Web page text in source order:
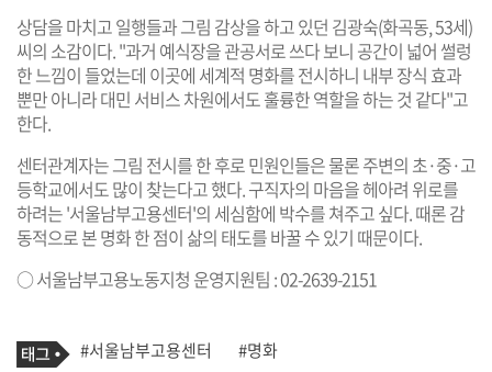
상담을 마치고 일행들과 그림 감상을 하고 있던 김광숙(화곡동, 53세)
씨의 소감이다. "과거 예식장을 관공서로 쓰다 보니 공간이 넓어 썰렁
한 느낌이 들었는데 이곳에 세계적 명화를 전시하니 내부 장식 효과
뿐만 아니라 대민 서비스 차원에서도 훌륭한 역할을 하는 것 같다"고
한다.
센터관계자는 그림 전시를 한 후로 민원인들은 물론 주변의 초·중·고
등학교에서도 많이 찾는다고 했다. 구직자의 마음을 헤아려 위로를
하려는 '서울남부고용센터'의 세심함에 박수를 쳐주고 싶다. 때론 감
동적으로 본 명화 한 점이 삶의 태도를 바꿀 수 있기 때문이다.
○ 서울남부고용노동지청 운영지원팀 : 02-2639-2151
기
사
태 #서울남부고용센터 #명화